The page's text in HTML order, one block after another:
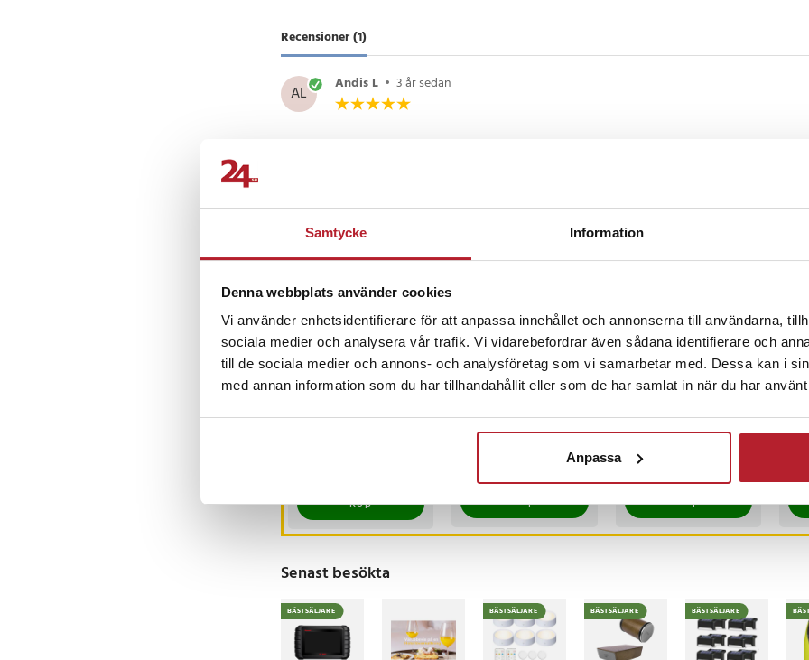
Samtycke Information
Denna webbplats använder cookies
Vi använder enhetsidentifierare för att anpassa innehållet och annonserna till användarna,
sociala medier och analysera vår trafik. Vi vidarebefordrar även sådana identifierare och
till de sociala medier och annons- och analysföretag som vi samarbetar med. Dessa kan i
med annan information som du har tillhandahållit eller som de har samlat in när du har
Anpassa
Recensioner (1)
AL Andis L • 3 år sedan
Andra köpte också
-25 %
Öronproppar /
Köp
Batteri till Trådlöst
SBH-20
Varan finns i vårt fjärrlager, förväntas skickas inom 20-25 arbetsdagar
Köp
Förvaringsskrin för
klockor
Pris
229 kr
Köp
Senast besökta
BÄSTSÄLJARE BÄSTSÄLJARE BÄSTSÄLJARE BÄSTSÄLJARE